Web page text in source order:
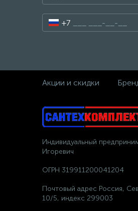
+7
Акции и скидки
Индивидуальный
Игоревич
ОГРН 319911200041204
Почтовый адрес Россия,
10/5, индекс 299003